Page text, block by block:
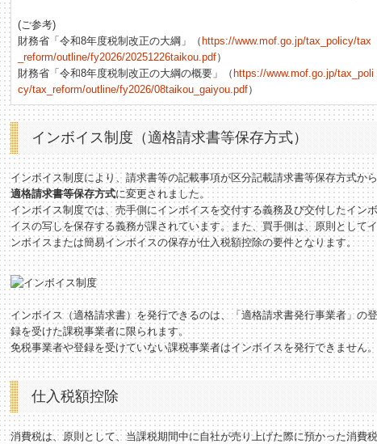
(ご参考)
財務省「令和8年度税制改正の大綱」（https://www.mof.go.jp/tax_policy/tax
_reform/outline/fy2026/20251226taikou.pdf）
財務省「令和8年度税制改正の大綱の概要」（https://www.mof.go.jp/tax_poli
cy/tax_reform/outline/fy2026/08taikou_gaiyou.pdf）
インボイス制度（適格請求書等保存方式）
インボイス制度により、請求書等の記載事項が区分記載請求書等保存方式から
適格請求書等保存方式に変更されました。
インボイス制度では、売手側にインボイスを交付する義務及び交付したインボ
イスの写しを保存する義務が課されています。また、買手側は、原則としてイ
ンボイスまたは簡易インボイスの保存が仕入税額控除の要件となります。
インボイス（適格請求書）を発行できるのは、「適格請求書発行事業者」の登
録を受けた課税事業者に限られます。
免税事業者や登録を受けていない課税事業者はインボイスを発行できません。
仕入税額控除
消費税は、原則として、当課税期間中に自社が売り上げた際に預かった消費税